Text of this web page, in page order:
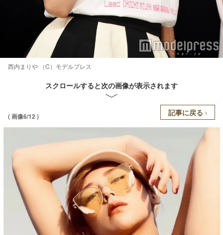
西内まりや （C）モデルプレス
スクロールすると次の画像が表示されます
( 画像6/12 ) 記事に戻る